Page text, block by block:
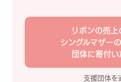
リボンの売上
シングルマザー
団体に寄付い
支援団体を